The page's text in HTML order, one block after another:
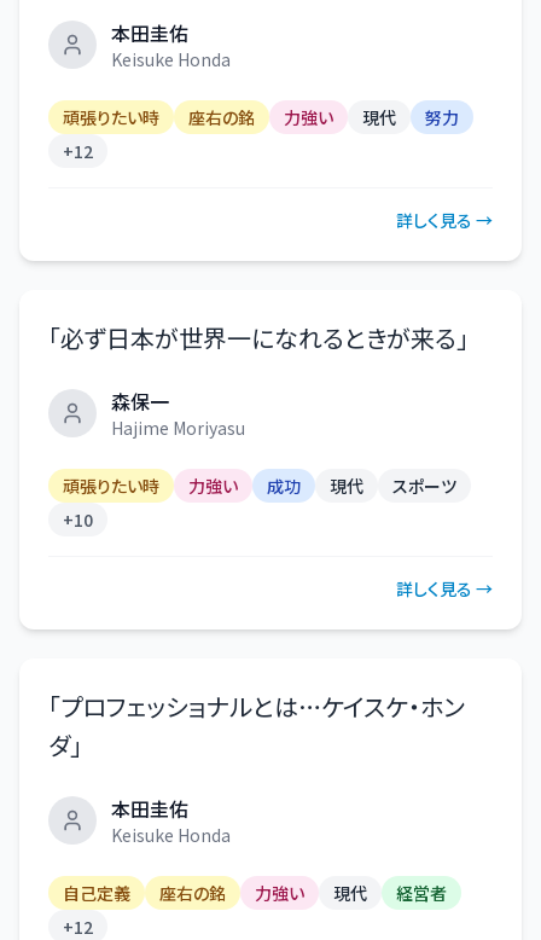
本田圭佑
Keisuke Honda
頑張りたい時 座右の銘 力強い 現代
努力
+12
詳しく見る →
「必ず日本が世界一になれるときが来る 」
森保一
Hajime Moriyasu
頑張りたい時 力強い 成功 現代
スポーツ
+10
詳しく見る →
「プロフェッショナルとは…ケイスケ・ホン
ダ」
本田圭佑
Keisuke Honda
自己定義 座右の銘 力強い 現代
経営者
+12